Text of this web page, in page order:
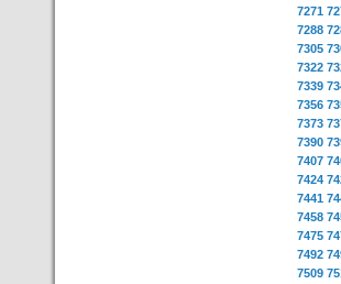
7271
7288
7305
7322
7339
7356
7373
7390
7407
7424
7441
7458
7475
7492
7509